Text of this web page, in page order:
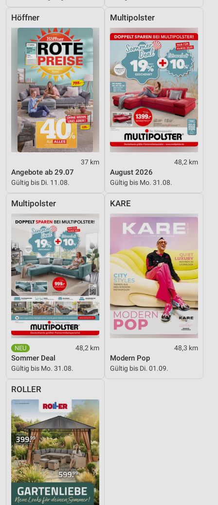
Höffner
37 km
Angebote ab 29.07
Gültig bis Di. 11.08.
Multipolster
48,2 km
August 2026
Gültig bis Mo. 31.08.
Multipolster
48,2 km
Sommer Deal
Gültig bis Mo. 31.08.
KARE
48,3 km
Modern Pop
Gültig bis Di. 01.09.
ROLLER